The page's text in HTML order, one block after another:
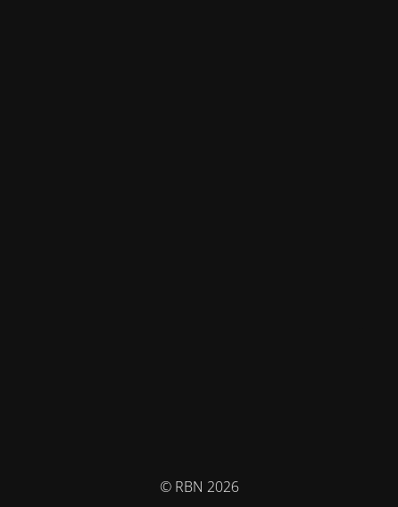
© RBN 2026